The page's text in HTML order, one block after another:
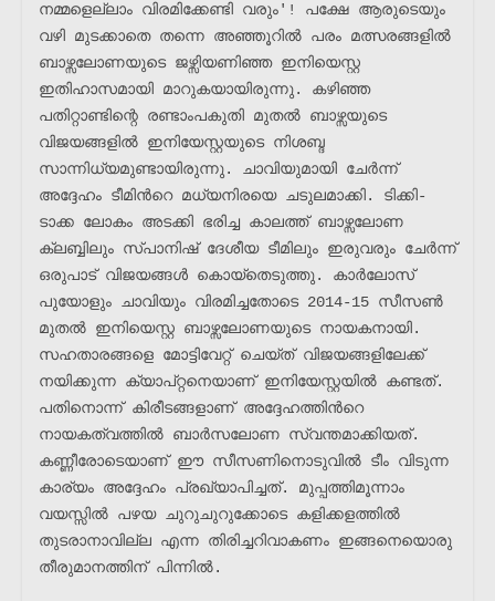
നമ്മളെല്ലാം വിരമിക്കേണ്ടി വരും'! പക്ഷേ ആരുടെയും
വഴി മുടക്കാതെ തന്നെ അഞ്ഞൂറിൽ പരം മത്സരങ്ങളിൽ
ബാഴ്സലോണയുടെ ജഴ്സിയണിഞ്ഞ ഇനിയെസ്റ്റ
ഇതിഹാസമായി മാറുകയായിരുന്നു. കഴിഞ്ഞ
പതിറ്റാണ്ടിന്റെ രണ്ടാംപകുതി മുതൽ ബാഴ്സയുടെ
വിജയങ്ങളിൽ ഇനിയേസ്റ്റയുടെ നിശബ്ദ
സാന്നിധ്യമുണ്ടായിരുന്നു. ചാവിയുമായി ചേർന്ന്
അദ്ദേഹം ടീമിൻറെ മധ്യനിരയെ ചടുലമാക്കി. ടിക്കി-
ടാക്ക ലോകം അടക്കി ഭരിച്ച കാലത്ത് ബാഴ്സലോണ
ക്ലബ്ബിലും സ്പാനിഷ് ദേശീയ ടീമിലും ഇരുവരും ചേർന്ന്
ഒരുപാട് വിജയങ്ങൾ കൊയ്തെടുത്തു. കാർലോസ്
പുയോളും ചാവിയും വിരമിച്ചതോടെ 2014-15 സീസൺ
മുതൽ ഇനിയെസ്റ്റ ബാഴ്സലോണയുടെ നായകനായി.
സഹതാരങ്ങളെ മോട്ടിവേറ്റ് ചെയ്ത് വിജയങ്ങളിലേക്ക്
നയിക്കുന്ന ക്യാപ്റ്റനെയാണ് ഇനിയേസ്റ്റയിൽ കണ്ടത്.
പതിനൊന്ന് കിരീടങ്ങളാണ് അദ്ദേഹത്തിൻറെ
നായകത്വത്തിൽ ബാർസലോണ സ്വന്തമാക്കിയത്.
കണ്ണീരോടെയാണ് ഈ സീസണിനൊടുവിൽ ടീം വിടുന്ന
കാര്യം അദ്ദേഹം പ്രഖ്യാപിച്ചത്. മുപ്പത്തിമൂന്നാം
വയസ്സിൽ പഴയ ചുറുചുറുക്കോടെ കളിക്കളത്തിൽ
തുടരാനാവില്ല എന്ന തിരിച്ചറിവാകണം ഇങ്ങനെയൊരു
തീരുമാനത്തിന് പിന്നിൽ.